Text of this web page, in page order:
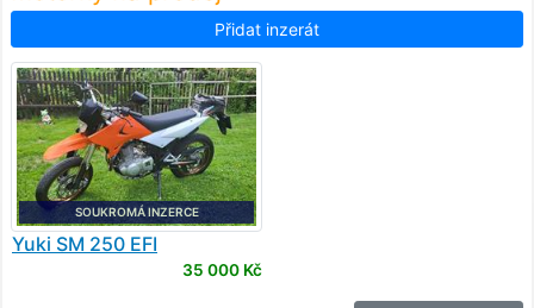
Přidat inzerát
SOUKROMÁ INZERCE
Yuki SM 250 EFI
35 000 Kč